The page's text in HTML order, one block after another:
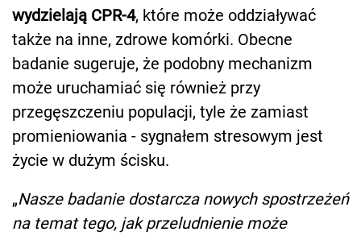
wydzielają CPR-4, które może oddziaływać
także na inne, zdrowe komórki. Obecne
badanie sugeruje, że podobny mechanizm
może uruchamiać się również przy
przegęszczeniu populacji, tyle że zamiast
promieniowania - sygnałem stresowym jest
życie w dużym ścisku.
„Nasze badanie dostarcza nowych spostrzeżeń
na temat tego, jak przeludnienie może